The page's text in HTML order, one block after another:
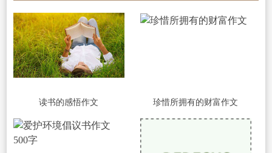
读书的感悟作文 珍惜所拥有的财富作文